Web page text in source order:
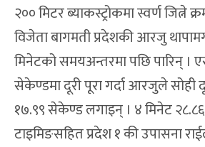
२०० मिटर ब्याकस्ट्रोकमा स्वर्ण जित्ने
विजेता बागमती प्रदेशकी आरजु
मिनेटको समयअन्तरमा पछि पारिन् ।
सेकेण्डमा दूरी पूरा गर्दा आरजुले सोही
१७.९९ सेकेण्ड लगाइन् । ४ मिनेट
टाइमिङसहित प्रदेश १ की उपासना